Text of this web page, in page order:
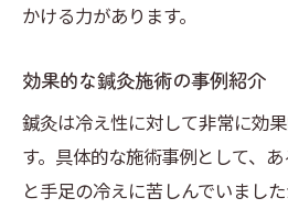
かける力があります。
効果的な鍼灸施術の事例紹介
鍼灸は冷え性に対して非常に効
す。具体的な施術事例として、
と手足の冷えに苦しんでいまし